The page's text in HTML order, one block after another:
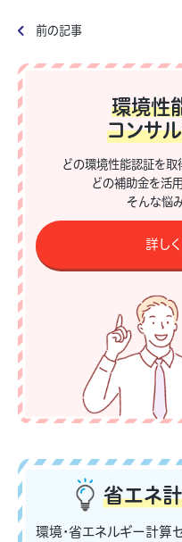
前の記事
環境性
コンサ
どの環境性能認証を
どの補助金を活
そんな悩
詳し
省エネ
環境・省エネルギー計算